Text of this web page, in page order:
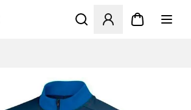
Åbner en Modal til at